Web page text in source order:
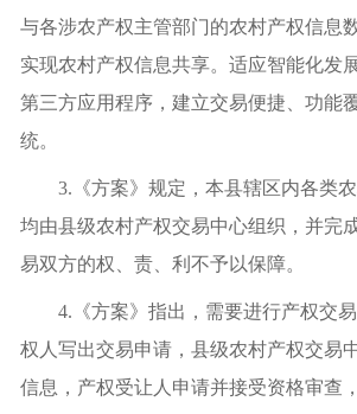
与各涉农产权主管部门的农村产权信息
实现农村产权信息共享。适应智能化发
第三方应用程序，建立交易便捷、功能
统。
3.《方案》规定，本县辖区内各类
均由县级农村产权交易中心组织，并完
易双方的权、责、利不予以保障。
4.《方案》指出，需要进行产权交
权人写出交易申请，县级农村产权交易
信息，产权受让人申请并接受资格审查